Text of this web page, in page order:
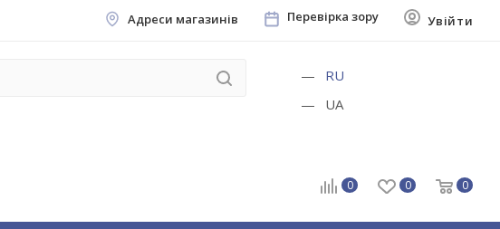
Адреси магазинів Перевірка зору Увійти
RU
UA
0 0 0